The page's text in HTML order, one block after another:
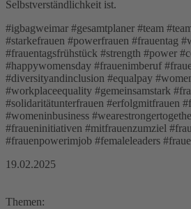
Selbstverständlichkeit ist.
#igbagweimar #gesamtplaner #team
#starkefrauen #powerfrauen #frauentag
#frauentagsfrühstück #strength #power
#happywomensday #frauenimberuf
#diversityandinclusion #equalpay
#workplaceequality #gemeinsamstark
#solidaritätunterfrauen #erfolgmitfrauen
#womeninbusiness
#fraueninitiativen #mitfrauenzumziel
#frauenpowerimjob #femaleleaders
19.02.2025
Themen: